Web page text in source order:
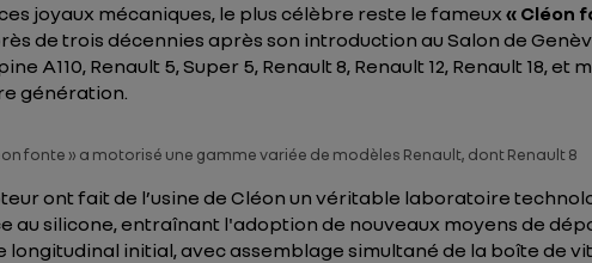
joyaux mécaniques, le plus célèbre reste le fameux « Cléon
de trois décennies après son introduction au Salon de
A110, Renault 5, Super 5, Renault 8, Renault 12, Renault 18,
génération.
fonte » a motorisé une gamme variée de modèles Renault, dont Renault 8
ont fait de l’usine de Cléon un véritable laboratoire
silicone, entraînant l'adoption de nouveaux moyens de
longitudinal initial, avec assemblage simultané de la boîte de